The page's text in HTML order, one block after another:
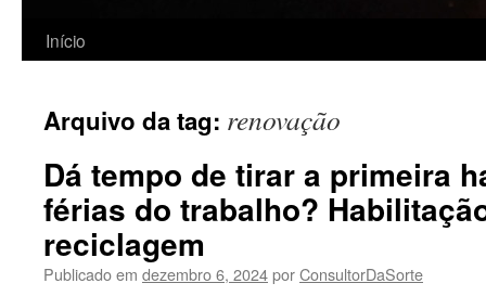
Início
Arquivo da tag: renovação
Dá tempo de tirar a primeira
férias do trabalho?
reciclagem
Publicado em dezembro 6, 2024porConsultorDaSorte